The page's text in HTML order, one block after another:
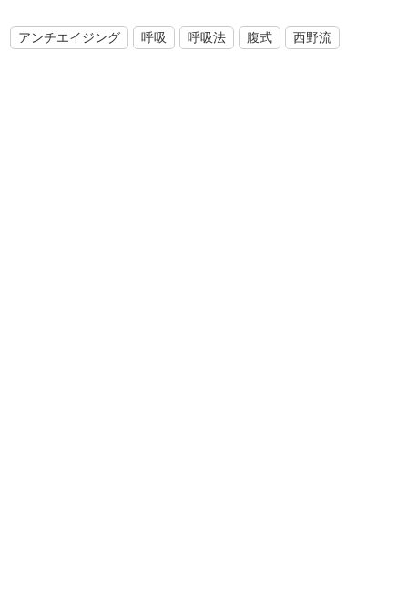
アンチエイジング 呼吸 呼吸法 腹式 西野流